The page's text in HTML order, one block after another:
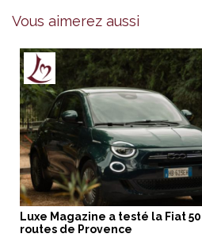
Vous aimerez aussi
Luxe Magazine a testé la Fiat
routes de Provence